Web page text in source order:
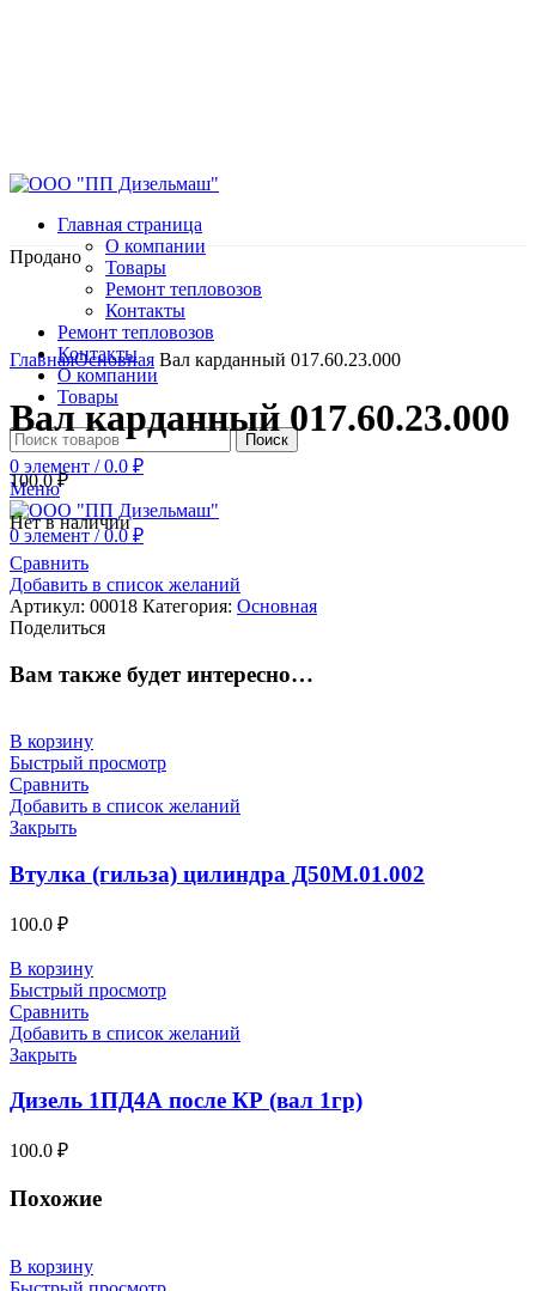
Главная страница
О компании
Товары
Ремонт тепловозов
Контакты
Ремонт тепловозов
Контакты
О компании
Товары
Поиск
0 элемент / 0.0 ₽
Меню
0элемент / 0.0₽
Продано
Нажмите, чтобы увеличить
ГлавнаяОсновная Вал карданный 017.60.23.000
Вал карданный 017.60.23.000
100.0₽
Нет в наличии
Сравнить
Добавить в список желаний
Артикул: 00018 Категория: Основная
Поделиться
Вам также будет интересно…
В корзину
Быстрый просмотр
Сравнить
Добавить в список желаний
Закрыть
Втулка (гильза) цилиндра Д50М.01.002
100.0 ₽
В корзину
Быстрый просмотр
Сравнить
Добавить в список желаний
Закрыть
Дизель 1ПД4А после КР (вал 1гр)
100.0 ₽
Похожие
В корзину